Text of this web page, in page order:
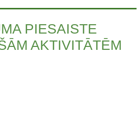
PIESAISTE
AKTIVITĀTĒM